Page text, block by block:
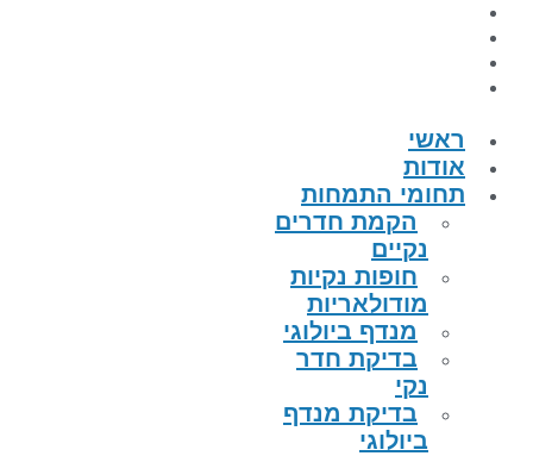
ראשי
אודות
תחומי התמחות
הקמת חדרים
נקיים
חופות נקיות
מודולאריות
מנדף ביולוגי
בדיקת חדר
נקי
בדיקת מנדף
ביולוגי